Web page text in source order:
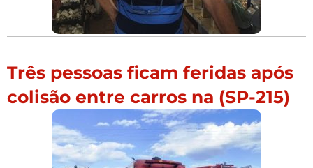
Três pessoas ficam feridas após
colisão entre carros na (SP-215)